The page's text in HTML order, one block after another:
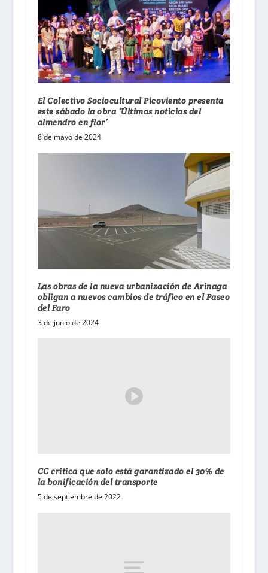
El Colectivo Sociocultural Picoviento presenta
este sábado la obra ‘Últimas noticias del
almendro en flor’
8 de mayo de 2024
Las obras de la nueva urbanización de Arinaga
obligan a nuevos cambios de tráfico en el Paseo
del Faro
3 de junio de 2024
CC critica que solo está garantizado el 30% de
la bonificación del transporte
5 de septiembre de 2022